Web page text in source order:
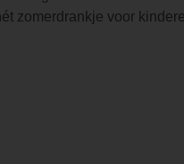
zomerdrankje voor